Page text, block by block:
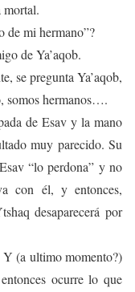
mortal.
de mi hermano”?
de Ya’aqob.
se pregunta Ya’aqob,
somos hermanos….
de Esav y la mano
muy parecido. Su
“lo perdona” y no
con él, y entonces,
desaparecerá por
(a ultimo momento?)
ocurre lo que